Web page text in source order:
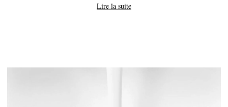
Lire la suite